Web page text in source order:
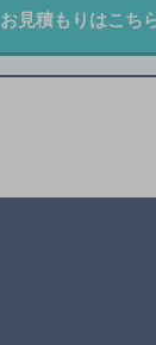
お見積もりはこち